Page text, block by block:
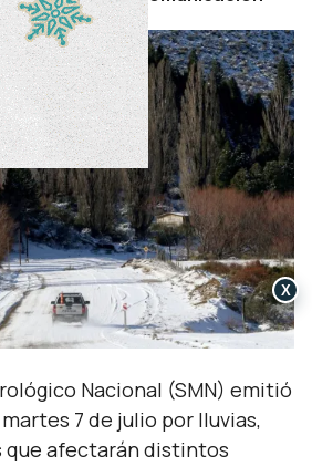
Nacional (SMN) emitió
7 de julio por lluvias,
que afectarán distintos
X